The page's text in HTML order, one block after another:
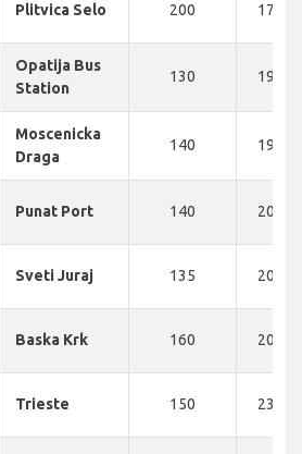
Plitvica Selo 200 175
Opatija Bus
Station
130 190
Moscenicka
Draga
140 193
Punat Port 140 200
Sveti Juraj 135 200
Baska Krk 160 202
Trieste 150 235